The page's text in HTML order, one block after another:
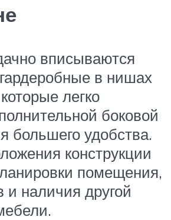
вписываются
в нишах
легко
боковой
большего удобства.
конструкции
помещения,
и наличия другой